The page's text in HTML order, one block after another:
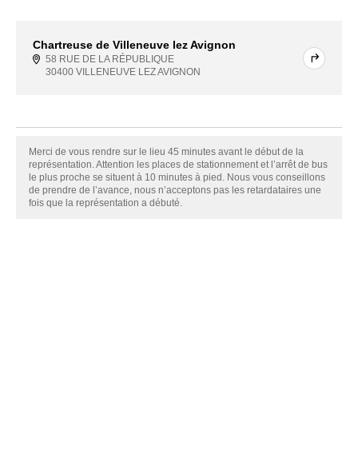
Chartreuse de Villeneuve lez Avignon
58 RUE DE LA RÉPUBLIQUE
30400 VILLENEUVE LEZ AVIGNON
Merci de vous rendre sur le lieu 45 minutes avant le début de la
représentation. Attention les places de stationnement et l’arrêt de bus
le plus proche se situent à 10 minutes à pied. Nous vous conseillons
de prendre de l’avance, nous n’acceptons pas les retardataires une
fois que la représentation a débuté.